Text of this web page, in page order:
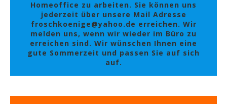
Homeoffice zu arbeiten. Sie können uns
jederzeit über unsere Mail Adresse
froschkoenige@yahoo.de erreichen. Wir
melden uns, wenn wir wieder im Büro zu
erreichen sind. Wir wünschen Ihnen eine
gute Sommerzeit und passen Sie auf sich
auf.